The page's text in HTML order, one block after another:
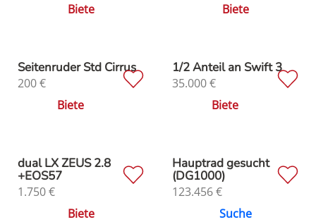
Biete
Biete
Seitenruder Std Cirrus
200€
Biete
1/2 Anteil an Swift 3
35.000€
Biete
dual LX ZEUS 2.8
+EOS57
1.750€
Biete
Hauptrad gesucht
(DG1000)
123.456€
Suche